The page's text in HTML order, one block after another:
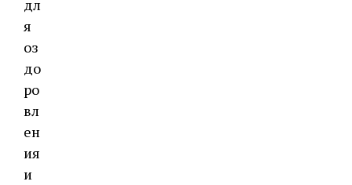
дл
я
оз
до
ро
вл
ен
ия
и